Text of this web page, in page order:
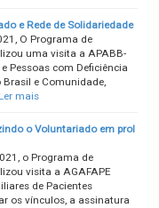
e Rede de Solidariedade
O Programa de
uma visita a APABB-
Pessoas com Deficiência
e Comunidade,
mais
o Voluntariado em prol
o Programa de
visita a AGAFAPE
de Pacientes
os vínculos, a assinatura